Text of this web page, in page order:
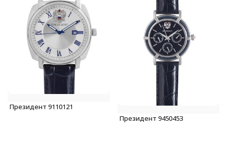
Президент 9110121
Президент 9450453